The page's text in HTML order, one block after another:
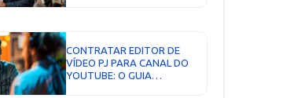
CONTRATAR EDITOR DE
VÍDEO PJ PARA CANAL DO
YOUTUBE: O GUIA
COMPLETO...